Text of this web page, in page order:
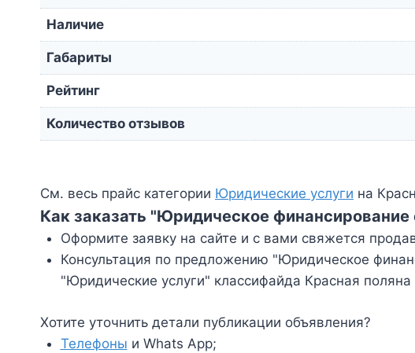
Наличие
Габариты
Рейтинг
Количество отзывов
См. весь прайс категории Юридические услуги на
Как заказать "Юридическое
Оформите заявку на сайте и с вами свяжется
Консультация по предложению "Юридическое
"Юридические услуги" классифайда Красная
Хотите уточнить детали публикации объявления?
Телефоны и Whats App;